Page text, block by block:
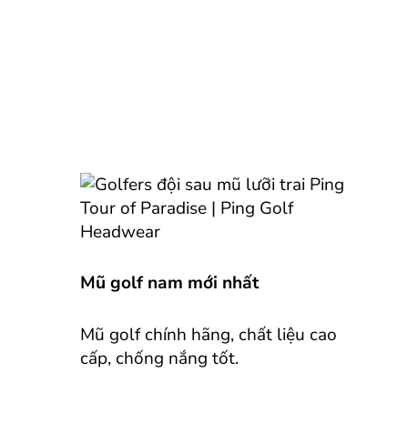
Mũ golf nam mới nhất
Mũ golf chính hãng, chất liệu cao
cấp, chống nắng tốt.